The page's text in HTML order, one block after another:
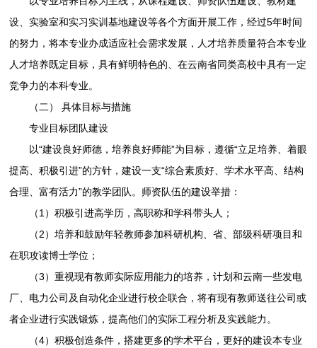
设、实验室和实习实训基地建设等各个方面开展工作，经过5年时间
的努力，将本专业办成适应社会需求发展，人才培养质量符合本专业
人才培养既定目标，具有鲜明特色的、在云南省同类高校中具有一定
竞争力的本科专业。
（二） 具体目标与措施
专业目标团队建设
以“建设良好师德，培养良好师能”为目标，遵循“立足培养、着眼
提高、积极引进”的方针，建设一支“综合素质好、学术水平高、结构
合理、富有活力”的教学团队。师资队伍的建设举措：
（1）积极引进高学历，高职称和学科带头人；
（2）培养和鼓励年轻教师参加科研机构、省、部级科研项目和
在职攻读博士学位；
（3）重视现有教师实际应用能力的培养，计划和云南一些发电
厂、电力公司及自动化企业进行校企联合，将有现有教师送往公司或
者企业进行实践锻炼，提高他们的实际工程分析及实践能力。
（4）积极创造条件，搭建更多的学术平台，更好的建设本专业